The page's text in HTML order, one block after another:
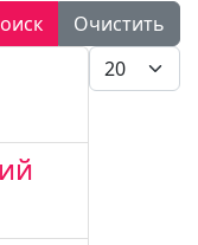
Очистить
Кол-во